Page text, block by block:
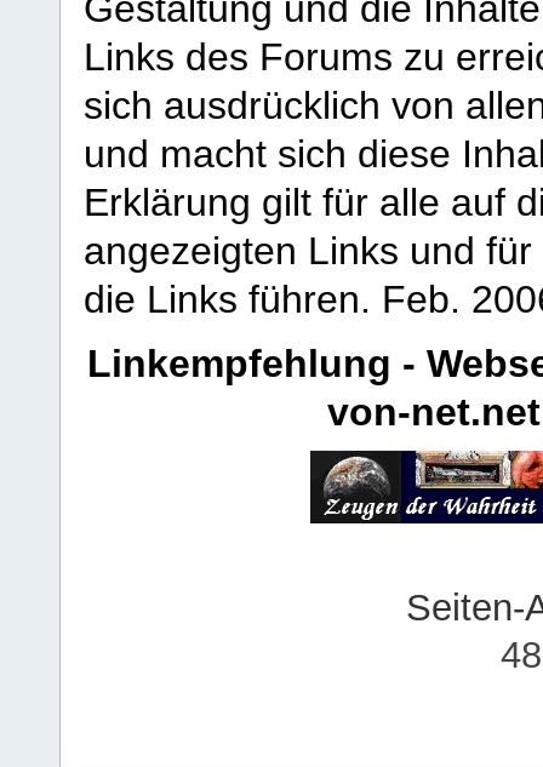
Links des Forums zu
sich ausdrücklich von
und macht sich diese
Erklärung gilt für alle auf
angezeigten Links und
die Links führen. Feb.
Linkempfehlung -
von-net.net
Seiten-